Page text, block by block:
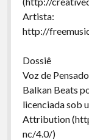
Artista:
http://
Dossiê
Voz de
Balkan Beats
licenciada sob
Attribution
nc/4.0/)